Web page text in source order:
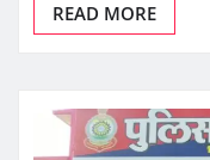
READ MORE